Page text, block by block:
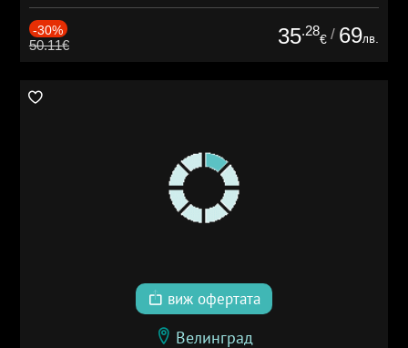
-30%
50.11€ 35.28
€ / 69лв.
виж офертата
Велинград